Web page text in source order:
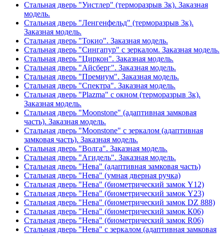
Стальная дверь "Уистлер" (терморазрыв 3к). Заказная
модель.
Стальная дверь "Ленгенфельд" (терморазрыв 3к).
Заказная модель.
Стальная дверь "Токио". Заказная модель.
Стальная дверь "Сингапур" с зеркалом. Заказная модель.
Стальная дверь "Циркон". Заказная модель.
Стальная дверь "Айсберг". Заказная модель.
Стальная дверь "Премиум". Заказная модель.
Стальная дверь "Спектра". Заказная модель.
Стальная дверь "Plazma" с окном (терморазрыв 3к).
Заказная модель.
Стальная дверь "Moonstone" (адаптивная замковая
часть). Заказная модель.
Стальная дверь "Moonstone" с зеркалом (адаптивная
замковая часть). Заказная модель.
Стальная дверь "Волга". Заказная модель.
Стальная дверь "Агидель". Заказная модель.
Стальная дверь "Нева" (адаптивная замковая часть)
Стальная дверь "Нева" (умная дверная ручка)
Стальная дверь "Нева" (биометрический замок Y12)
Стальная дверь "Нева" (биометрический замок Y23)
Стальная дверь "Нева" (биометрический замок DZ 888)
Стальная дверь "Нева" (биометрический замок К06)
Стальная дверь "Нева" (биометрический замок R06)
Стальная дверь "Нева" с зеркалом (адаптивная замковая